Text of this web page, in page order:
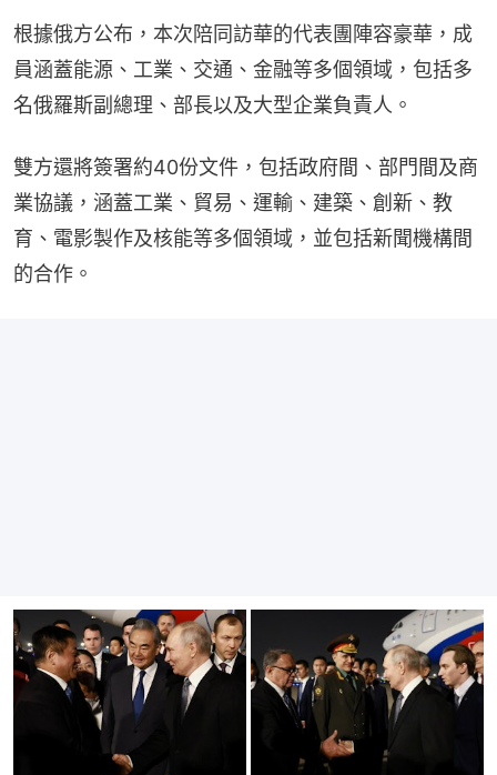
根據俄方公布，本次陪同訪華的代表團陣容豪華，成
員涵蓋能源、工業、交通、金融等多個領域，包括多
名俄羅斯副總理、部長以及大型企業負責人。
雙方還將簽署約40份文件，包括政府間、部門間及商
業協議，涵蓋工業、貿易、運輸、建築、創新、教
育、電影製作及核能等多個領域，並包括新聞機構間
的合作。